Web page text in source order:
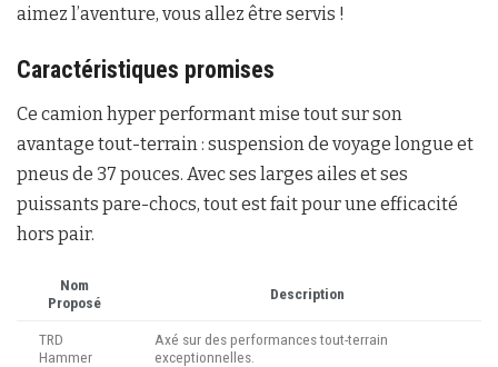
aimez l’aventure, vous allez être servis !
Caractéristiques promises
Ce camion hyper performant mise tout sur son
avantage tout-terrain : suspension de voyage longue et
pneus de 37 pouces. Avec ses larges ailes et ses
puissants pare-chocs, tout est fait pour une efficacité
hors pair.
Nom
Proposé
Description
TRD
Hammer
Axé sur des performances tout-terrain
exceptionnelles.